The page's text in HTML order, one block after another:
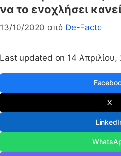
να το ενοχλήσει
13/10/2020 από De-Facto
Last updated on 14
X